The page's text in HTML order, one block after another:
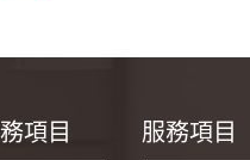
項目 服務項目